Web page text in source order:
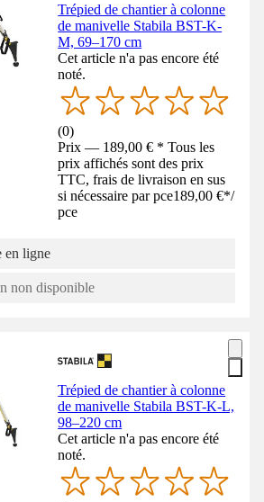
Trépied de chantier à colonne
de manivelle Stabila BST-K-
M, 69–170 cm
Cet article n'a pas encore été
noté.
(0)
Prix — 189,00 € * Tous les
prix affichés sont des prix
TTC, frais de livraison en sus
si nécessaire par pce189,00 €*/
pce
en ligne
non disponible
Trépied de chantier à colonne
de manivelle Stabila BST-K-L,
98–220 cm
Cet article n'a pas encore été
noté.